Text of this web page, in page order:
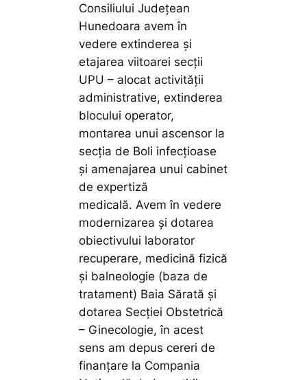
Consiliului Județean
Hunedoara avem în
vedere extinderea și
etajarea viitoarei secții
UPU – alocat activității
administrative, extinderea
blocului operator,
montarea unui ascensor la
secția de Boli infecțioase
și amenajarea unui cabinet
de expertiză
medicală. Avem în vedere
modernizarea și dotarea
obiectivului laborator
recuperare, medicină fizică
și balneologie (baza de
tratament) Baia Sărată și
dotarea Secției Obstetrică
– Ginecologie, în acest
sens am depus cereri de
finanțare la Compania